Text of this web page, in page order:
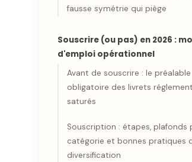
fausse symétrie qui piège
Souscrire (ou pas) en 2026 :
d'emploi opérationnel
Avant de souscrire : le préalable
obligatoire des livrets
saturés
Souscription : étapes, plafonds
catégorie et bonnes pratiques
diversification